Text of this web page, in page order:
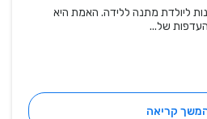
ליולדת מתנה ללידה. האמת היא
של...
קריאה